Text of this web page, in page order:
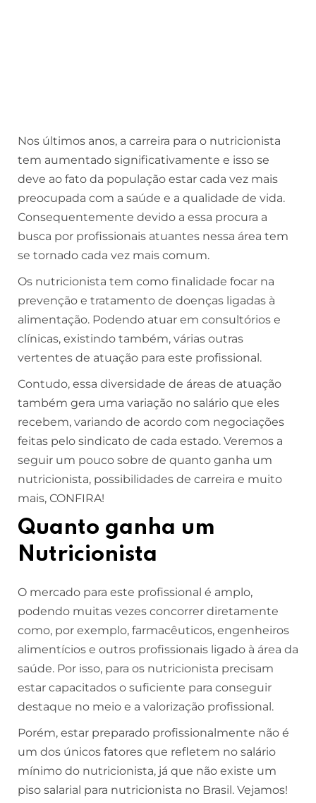
Nos últimos anos, a carreira para o nutricionista
tem aumentado significativamente e isso se
deve ao fato da população estar cada vez mais
preocupada com a saúde e a qualidade de vida.
Consequentemente devido a essa procura a
busca por profissionais atuantes nessa área tem
se tornado cada vez mais comum.
Os nutricionista tem como finalidade focar na
prevenção e tratamento de doenças ligadas à
alimentação. Podendo atuar em consultórios e
clínicas, existindo também, várias outras
vertentes de atuação para este profissional.
Contudo, essa diversidade de áreas de atuação
também gera uma variação no salário que eles
recebem, variando de acordo com negociações
feitas pelo sindicato de cada estado. Veremos a
seguir um pouco sobre de quanto ganha um
nutricionista, possibilidades de carreira e muito
mais, CONFIRA!
Quanto ganha um
Nutricionista
O mercado para este profissional é amplo,
podendo muitas vezes concorrer diretamente
como, por exemplo, farmacêuticos, engenheiros
alimentícios e outros profissionais ligado à área da
saúde. Por isso, para os nutricionista precisam
estar capacitados o suficiente para conseguir
destaque no meio e a valorização profissional.
Porém, estar preparado profissionalmente não é
um dos únicos fatores que refletem no salário
mínimo do nutricionista, já que não existe um
piso salarial para nutricionista no Brasil. Vejamos!